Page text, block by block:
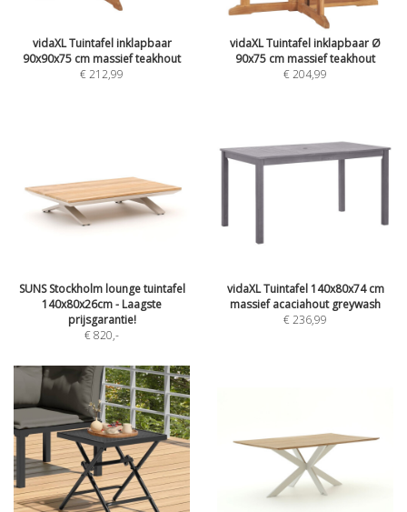
vidaXL Tuintafel inklapbaar
90x90x75 cm massief teakhout
€ 212,99
vidaXL Tuintafel inklapbaar Ø
90x75 cm massief teakhout
€ 204,99
SUNS Stockholm lounge tuintafel
140x80x26cm - Laagste
prijsgarantie!
€ 820,-
vidaXL Tuintafel 140x80x74 cm
massief acaciahout greywash
€ 236,99